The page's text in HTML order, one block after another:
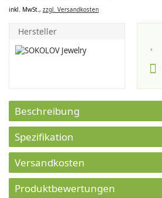
inkl. MwSt., zzgl. Versandkosten
Hersteller
Beschreibung
Spezifikation
Versandkosten
Produktbewertungen